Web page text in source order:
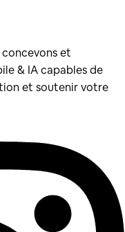
concevons et
& IA capables de
et soutenir votre